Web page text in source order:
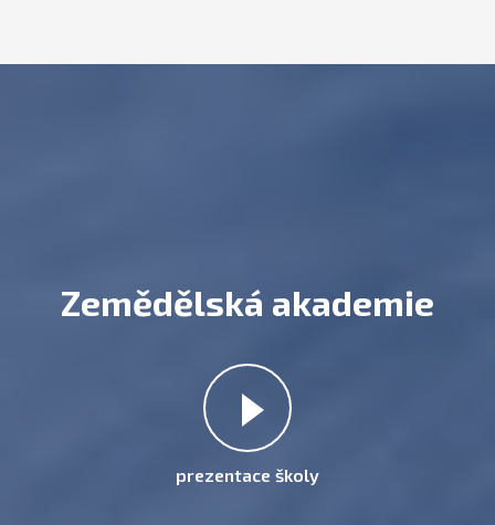
Zemědělská akademie
prezentace školy